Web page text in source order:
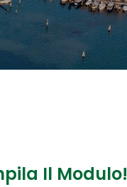
Il Modulo!